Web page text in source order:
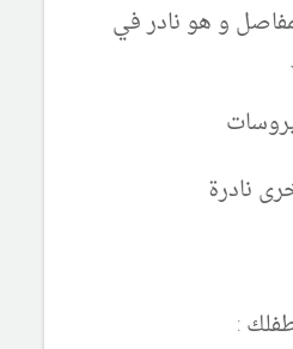
و هو نادر في
نادرة
: